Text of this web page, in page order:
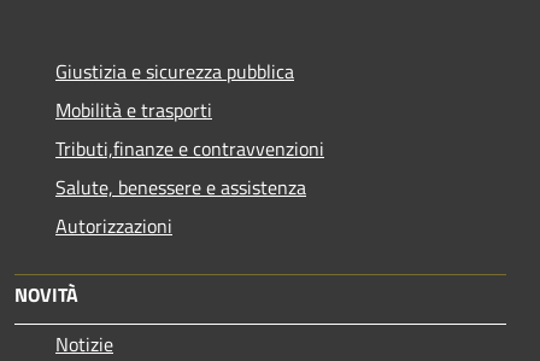
Giustizia e sicurezza pubblica
Mobilità e trasporti
Tributi,finanze e contravvenzioni
Salute, benessere e assistenza
Autorizzazioni
NOVITÀ
Notizie